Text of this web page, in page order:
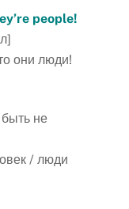
people!
они люди!
быть не
/ люди